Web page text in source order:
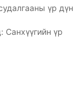
үр дүн
үр